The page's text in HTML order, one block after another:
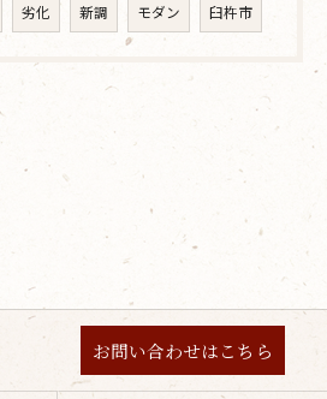
劣化 新調 モダン 臼杵市
お問い合わせはこちら